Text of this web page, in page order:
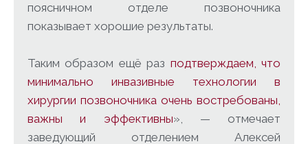
поясничном отделе позвоночника
показывает хорошие результаты.
Таким образом ещё раз подтверждаем, что
минимально инвазивные технологии в
хирургии позвоночника очень востребованы,
важны и эффективны», — отмечает
заведующий отделением Алексей